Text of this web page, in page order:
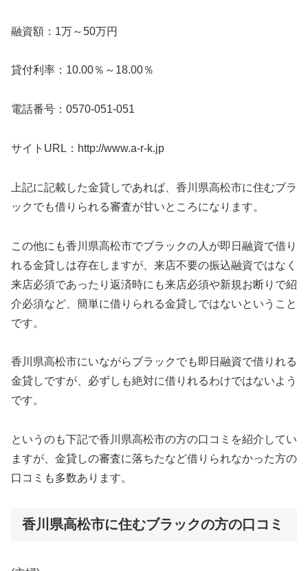
融資額：1万～50万円
貸付利率：10.00％～18.00％
電話番号：0570-051-051
サイトURL：http://www.a-r-k.jp
上記に記載した金貸しであれば、香川県高松市に住むブラ
ックでも借りられる審査が甘いところになります。
この他にも香川県高松市でブラックの人が即日融資で借り
れる金貸しは存在しますが、来店不要の振込融資ではなく
来店必須であったり返済時にも来店必須や新規お断りで紹
介必須など、簡単に借りられる金貸しではないということ
です。
香川県高松市にいながらブラックでも即日融資で借りれる
金貸しですが、必ずしも絶対に借りれるわけではないよう
です。
というのも下記で香川県高松市の方の口コミを紹介してい
ますが、金貸しの審査に落ちたなど借りられなかった方の
口コミも多数あります。
香川県高松市に住むブラックの方の口コミ